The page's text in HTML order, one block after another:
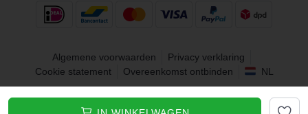
Algemene voorwaarden
Privacy verklaring
Cookie statement
Overeenkomst ontbinden NL
Copyright 2010 - 2026 Evans & Watson. Alle rechten